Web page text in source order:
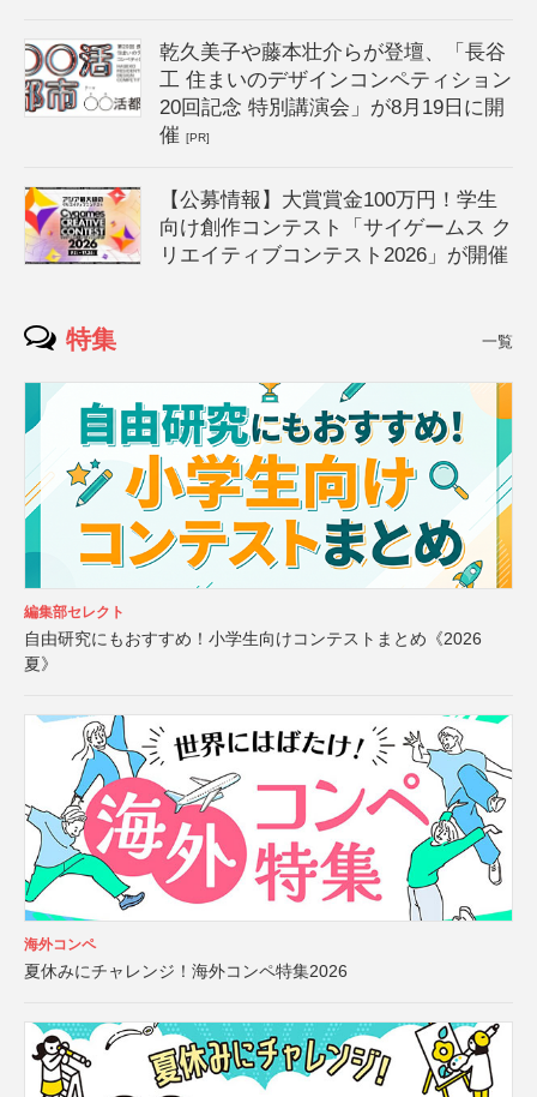
乾久美子や藤本壮介らが登壇、「長谷
工 住まいのデザインコンペティション
20回記念 特別講演会」が8月19日に開
催[PR]
【公募情報】大賞賞金100万円！学生
向け創作コンテスト「サイゲームス ク
リエイティブコンテスト2026」が開催
特集 一覧
編集部セレクト
自由研究にもおすすめ！小学生向けコンテストまとめ《2026
夏》
海外コンペ
夏休みにチャレンジ！海外コンペ特集2026